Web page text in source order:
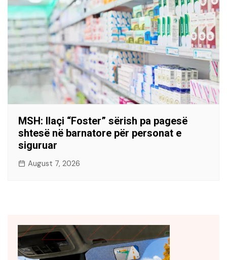
MSH: Ilaçi “Foster” sërish pa pagesë
shtesë në barnatore për personat e
siguruar
August 7, 2026